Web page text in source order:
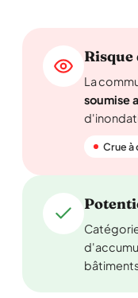
La
soumise
Crue à
Catégorie